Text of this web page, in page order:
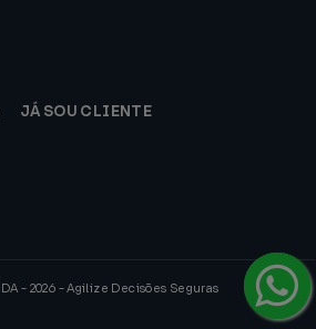
JÁ SOU CLIENTE
- 2026 - Agilize Decisões Seguras